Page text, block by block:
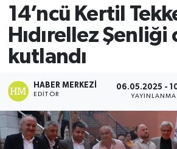
14’ncü Kertil
Hıdırellez
kutlandı
HABER MERKEZI
EDITÖR
06.05.2025 -
YAYINLANMA
SİYASET
EKONOMİ
SAĞLIK
MAGAZİN
Süper Lig Puan Durumu ve
Tüm Manşetler
Haber Arşivi